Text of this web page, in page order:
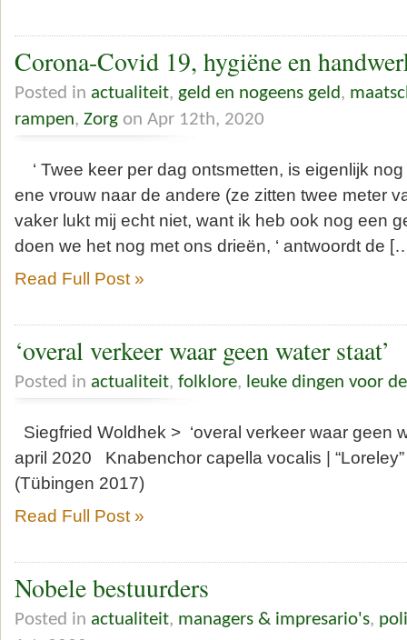
Corona-Covid 19, hygiëne en
Posted in actualiteit, geld en nogeens geld,
rampen, Zorg on Apr 12th, 2020
‘ Twee keer per dag ontsmetten, is eigenlijk
ene vrouw naar de andere (ze zitten twee meter
vaker lukt mij echt niet, want ik heb ook nog een
doen we het nog met ons drieën, ‘ antwoordt de
Read Full Post »
‘overal verkeer waar geen water staat’
Posted in actualiteit, folklore, leuke dingen voor
Siegfried Woldhek > ‘overal verkeer waar geen
april 2020 Knabenchor capella vocalis |
(Tübingen 2017)
Read Full Post »
Nobele bestuurders
Posted in actualiteit, managers & impresario's,